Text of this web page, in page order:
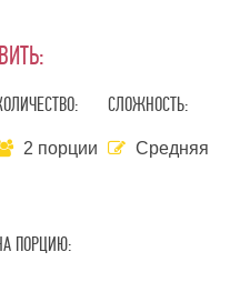
2 порции
СЛОЖНОСТЬ:
Средняя
ПОРЦИЮ: